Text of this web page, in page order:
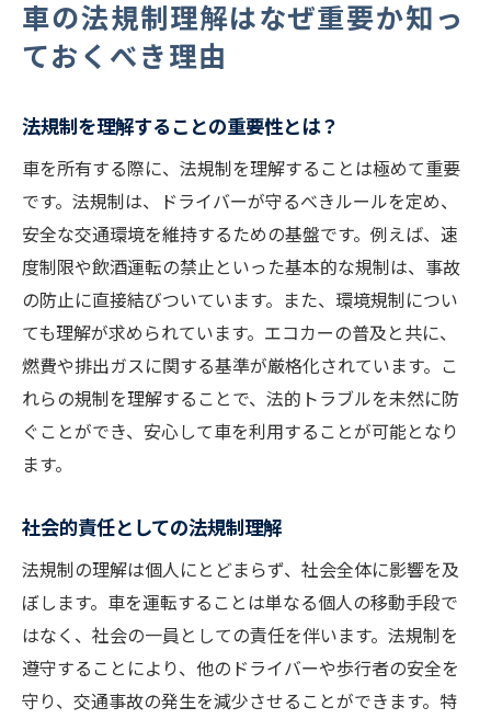
法規制理解がもたらす安心感
最新の車両法改正がドライバーに与える影響
ドライバーに求められる新たな基準
安全運転義務強化の具体例
自動運転技術への影響
法改正に伴う保険の変更点
改正法に対応するための個人対策
環境基準の強化が車種選びに与える影響とは
エコカー選びの新基準
排出ガス規制が与える選択の自由
燃費性能を重視する理由
電気自動車の増加による影響
交通安全対策の新しい施策で注意すべき点
新施策の具体例とその目的
歩行者優先のための新ルール
高齢者ドライバー向けの安全施策
車の法規制理解はなぜ重要か知っ
ておくべき理由
法規制を理解することの重要性とは？
車を所有する際に、法規制を理解することは極めて重要
です。法規制は、ドライバーが守るべきルールを定め、
安全な交通環境を維持するための基盤です。例えば、速
度制限や飲酒運転の禁止といった基本的な規制は、事故
の防止に直接結びついています。また、環境規制につい
ても理解が求められています。エコカーの普及と共に、
燃費や排出ガスに関する基準が厳格化されています。こ
れらの規制を理解することで、法的トラブルを未然に防
ぐことができ、安心して車を利用することが可能となり
ます。
社会的責任としての法規制理解
法規制の理解は個人にとどまらず、社会全体に影響を及
ぼします。車を運転することは単なる個人の移動手段で
はなく、社会の一員としての責任を伴います。法規制を
遵守することにより、他のドライバーや歩行者の安全を
守り、交通事故の発生を減少させることができます。特